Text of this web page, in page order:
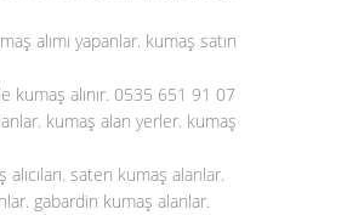
alımı yapanlar. kumaş satın
kumaş alınır. 0535 651 91 07
kumaş alan yerler. kumaş
saten kumaş alanlar.
gabardin kumaş alanlar.